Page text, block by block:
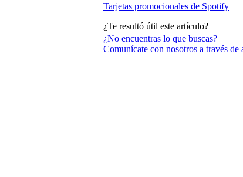
¿No encuentras lo que buscas?
Comunícate con nosotros a través
Tarjetas promocionales de Spotify
¿Te resultó útil este artículo?